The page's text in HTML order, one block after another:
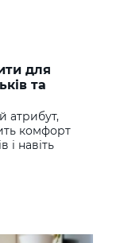
для
та
атрибут,
комфорт
і навіть